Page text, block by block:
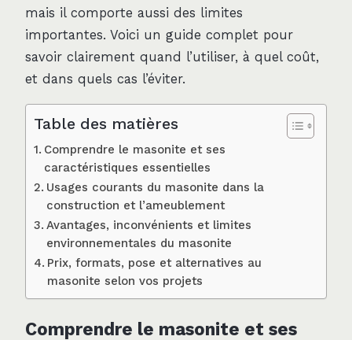
mais il comporte aussi des limites
importantes. Voici un guide complet pour
savoir clairement quand l’utiliser, à quel coût,
et dans quels cas l’éviter.
Table des matières
Comprendre le masonite et ses
caractéristiques essentielles
Usages courants du masonite dans la
construction et l’ameublement
Avantages, inconvénients et limites
environnementales du masonite
Prix, formats, pose et alternatives au
masonite selon vos projets
Comprendre le masonite et ses